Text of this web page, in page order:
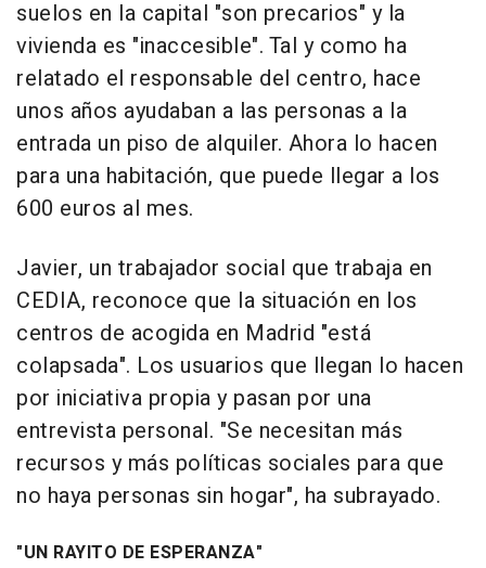
suelos en la capital "son precarios" y la
vivienda es "inaccesible". Tal y como ha
relatado el responsable del centro, hace
unos años ayudaban a las personas a la
entrada un piso de alquiler. Ahora lo hacen
para una habitación, que puede llegar a los
600 euros al mes.
Javier, un trabajador social que trabaja en
CEDIA, reconoce que la situación en los
centros de acogida en Madrid "está
colapsada". Los usuarios que llegan lo hacen
por iniciativa propia y pasan por una
entrevista personal. "Se necesitan más
recursos y más políticas sociales para que
no haya personas sin hogar", ha subrayado.
"UN RAYITO DE ESPERANZA"